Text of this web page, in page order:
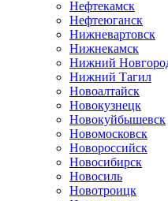
Нефтекамск
Нефтеюганск
Нижневартовск
Нижнекамск
Нижний
Нижний Тагил
Новоалтайск
Новокузнецк
Новокуйбышевск
Новомосковск
Новороссийск
Новосибирск
Новосиль
Новотроицк